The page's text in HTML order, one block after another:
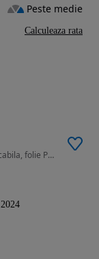
2993 cm3 • 510 CP • Primul proprietar, stare impecabila, folie PPF premium.
2024
Peste medie
Calculeaza rata